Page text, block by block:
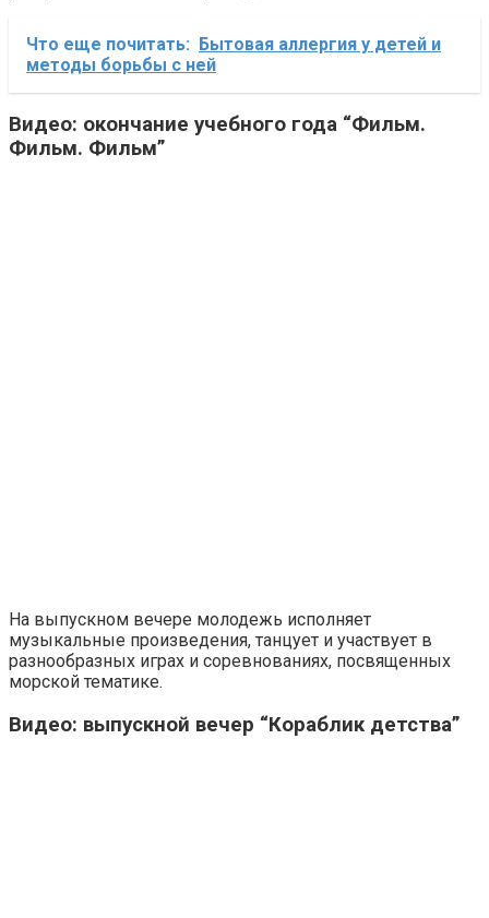
Что еще почитать: Бытовая аллергия у детей и
методы борьбы с ней
Видео: окончание учебного года “Фильм.
Фильм. Фильм”
На выпускном вечере молодежь исполняет
музыкальные произведения, танцует и участвует в
разнообразных играх и соревнованиях, посвященных
морской тематике.
Видео: выпускной вечер “Кораблик детства”